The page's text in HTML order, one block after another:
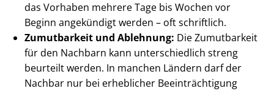
das Vorhaben mehrere Tage bis Wochen vor
Beginn angekündigt werden – oft schriftlich.
Zumutbarkeit und Ablehnung: Die Zumutbarkeit
für den Nachbarn kann unterschiedlich streng
beurteilt werden. In manchen Ländern darf der
Nachbar nur bei erheblicher Be­ein­träch­ti­gung